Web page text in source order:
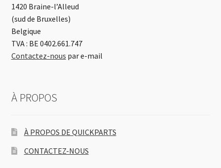
1420 Braine-l’Alleud
(sud de Bruxelles)
Belgique
TVA : BE 0402.661.747
Contactez-nous par e-mail
À PROPOS
À PROPOS DE QUICKPARTS
CONTACTEZ-NOUS